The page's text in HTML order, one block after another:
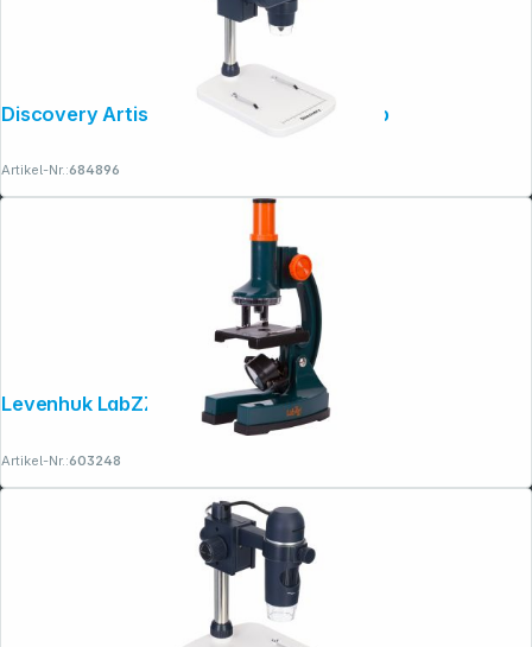
Discovery Artisan 64 digitales Mikroskop
Artikel-Nr.:684896
Levenhuk LabZZ M2
Artikel-Nr.:603248
Folgen Sie uns auf